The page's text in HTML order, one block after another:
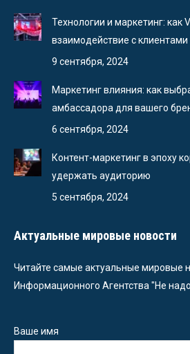
Технологии и маркетинг: как
взаимодействие с клиентами
9 сентября, 2024
Маркетинг влияния: как
амбассадора для вашего
6 сентября, 2024
Контент-маркетинг в эпоху
удержать аудиторию
5 сентября, 2024
Актуальные мировые новости
Читайте самые актуальные мировые
Информационного Агентства "Не
Ваше имя